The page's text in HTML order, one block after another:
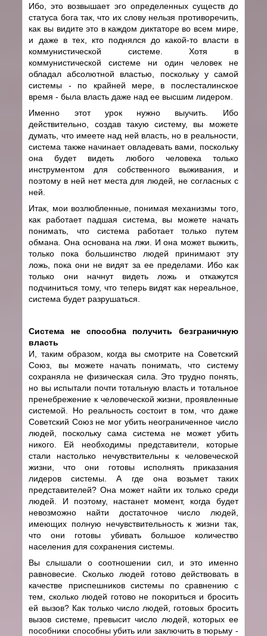
Ибо, это возвышает эго определенных существ до
статуса бога так, что их слову нельзя противоречить,
как вы видите это в каждом диктаторе во всем мире,
и даже в тех, кто поднялся до какой-то власти в
коммунистической системе. Хотя в
коммунистической системе ни один человек не
обладал абсолютной властью, поскольку у самой
системы - по крайней мере, в послесталинское
время - была власть даже над ее высшим лидером.
Именно этот урок нужно выучить. Ибо
действительно, создав такую систему, вы можете
думать, что имеете над ней власть, но в реальности,
система также начинает овладевать вами, поскольку
она будет видеть любого человека только
инструментом для собственного выживания, и
поэтому в ней нет места для людей, не согласных с
ней.
Итак, мои возлюбленные, понимая механизмы того,
как работает падшая система, вы можете начать
понимать, что система работает только путем
обмана. Она основана на лжи. И она может выжить,
только пока большинство людей принимают эту
ложь, пока они не видят за ее пределами. Ибо как
только они начнут видеть ложь и откажутся
подчиниться тому, что теперь видят как нереальное,
система будет разрушаться.
Система не способна получить безграничную
власть
И, таким образом, когда вы смотрите на Советский
Союз, вы можете начать понимать, что систему
сохраняла не физическая сила. Это трудно понять,
но вы испытали почти тотальную власть и тотальное
пренебрежение к человеческой жизни, проявленные
системой. Но реальность состоит в том, что даже
Советский Союз не мог убить неограниченное число
людей, поскольку сама система не может убить
никого. Ей необходимы представители, которые
стали настолько нечувствительны к человеческой
жизни, что они готовы исполнять приказания
лидеров системы. А где она возьмет таких
представителей? Она может найти их только среди
людей. И поэтому, настанет момент, когда будет
невозможно найти достаточное число людей,
имеющих полную нечувствительность к жизни так,
что они готовы убивать большое количество
населения для сохранения системы.
Вы слышали о соотношении сил, и это именно
равновесие. Сколько людей готово действовать в
качестве приспешников системы по сравнению с
тем, сколько людей готово не покориться и бросить
ей вызов? Как только число людей, готовых бросить
вызов системе, превысит число людей, которых ее
пособники способны убить или заключить в тюрьму -